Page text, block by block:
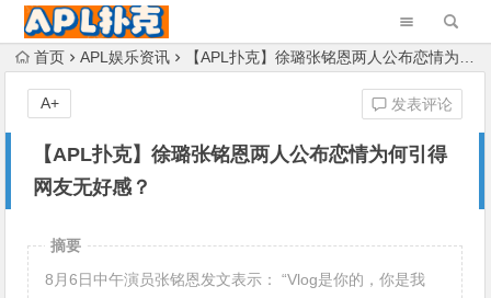
首页 APL娱乐资讯 【APL扑克】徐璐张铭恩两人公布恋情为何引得网友无好感？
【APL扑克】徐璐张铭恩两人公布恋情为何引得
网友无好感？
发表评论
A+
摘要
8月6日中午演员张铭恩发文表示： “Vlog是你的，你是我